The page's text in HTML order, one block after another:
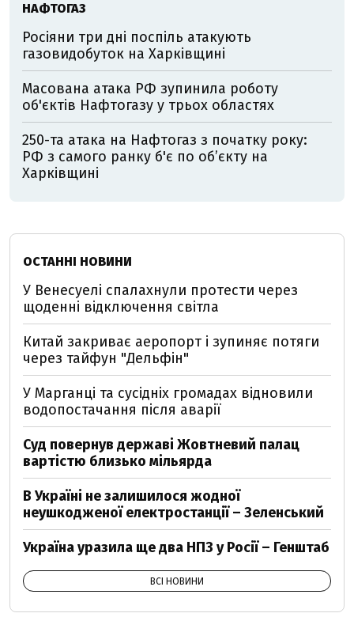
НАФТОГАЗ
Росіяни три дні поспіль атакують
газовидобуток на Харківщині
Масована атака РФ зупинила роботу
об'єктів Нафтогазу у трьох областях
250-та атака на Нафтогаз з початку року:
РФ з самого ранку б'є по об’єкту на
Харківщині
ОСТАННІ НОВИНИ
У Венесуелі спалахнули протести через
щоденні відключення світла
Китай закриває аеропорт і зупиняє потяги
через тайфун "Дельфін"
У Марганці та сусідніх громадах відновили
водопостачання після аварії
Суд повернув державі Жовтневий палац
вартістю близько мільярда
В Україні не залишилося жодної
неушкодженої електростанції – Зеленський
Україна уразила ще два НПЗ у Росії – Генштаб
ВСІ НОВИНИ